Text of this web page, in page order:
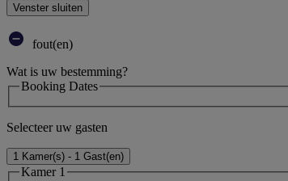
Venster sluiten
fout(en)
Wat is uw bestemming?
Booking Dates
Selecteer uw gasten
1 Kamer(s) - 1 Gast(en)
Kamer 1